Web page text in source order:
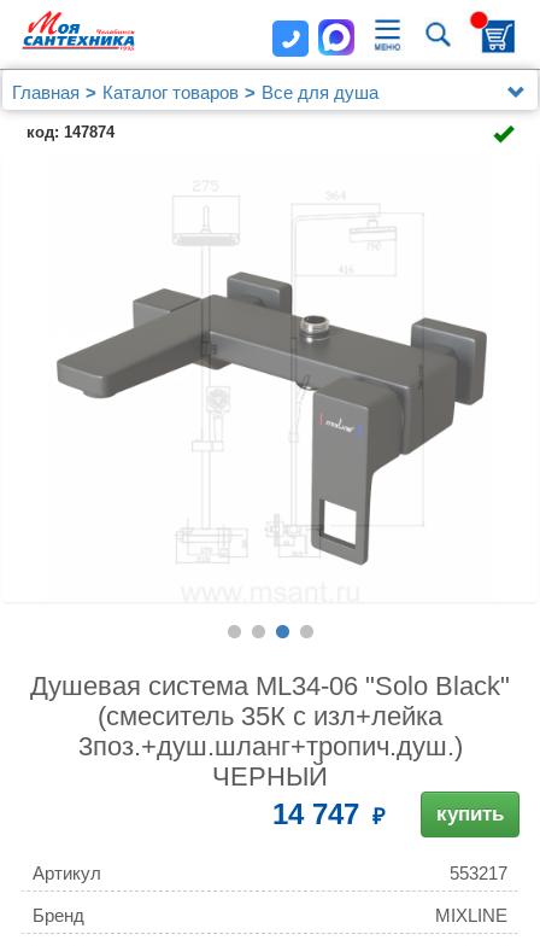
Главная Каталог товаров
Все для душа
Душевая система ML34-06 "Solo Black" (смеситель
35К с изл+лейка 3поз.+душ.шланг+тропич.душ.)
код: 147874
Душевая система ML34-06 "Solo Black"
(смеситель 35К с изл+лейка
3поз.+душ.шланг+тропич.душ.)
ЧЕРНЫЙ
14 747 купить
Артикул 553217
Бренд MIXLINE